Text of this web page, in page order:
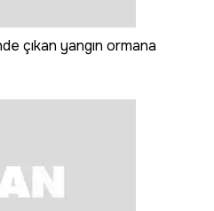
çıkan yangın ormana